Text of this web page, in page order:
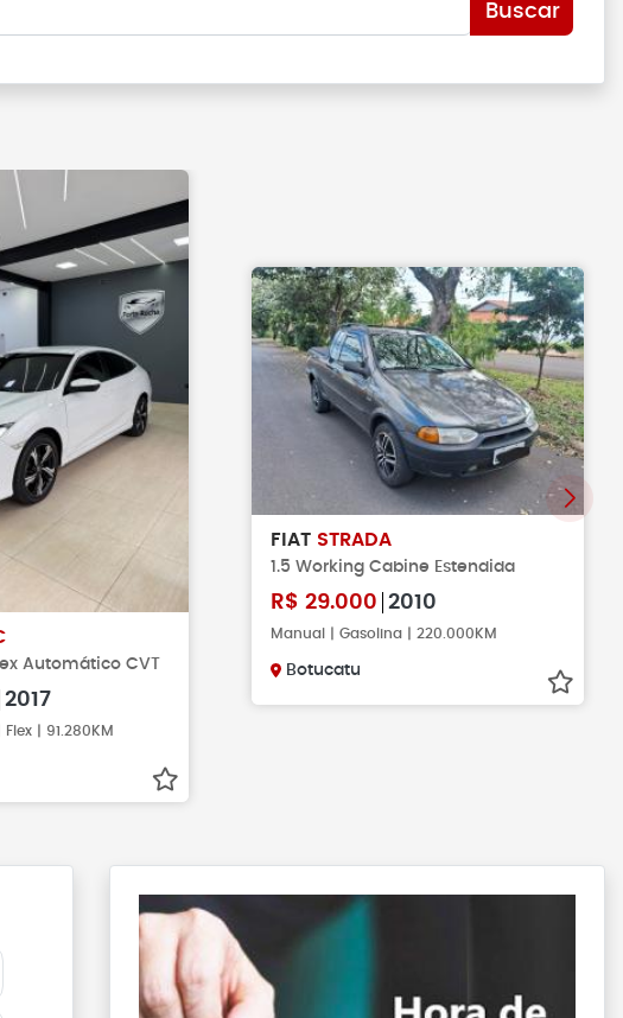
Buscar
Automático CVT
2017
| 91.280KM
FIAT STRADA
1.5 Working Cabine Estendida
R$ 29.000 2010
Manual | Gasolina | 220.000KM
Botucatu